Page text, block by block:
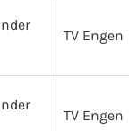
TV Engen
TV Engen